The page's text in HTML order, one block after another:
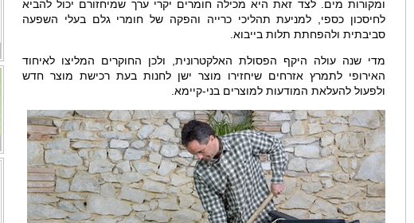
ומקורות מים. לצד זאת היא מכילה חומרים יקרי ערך שמיחזורם יכול להביא
לחיסכון כספי, למניעת תהליכי כרייה והפקה של חומרי גלם בעלי השפעה
סביבתית ולהפחתת תלות בייבוא.
מדי שנה עולה היקף הפסולת האלקטרונית, ולכן החוקרים המליצו לאיחוד
האירופי לתמרץ אזרחים שיחזירו מוצר ישן לחנות בעת רכישת מוצר חדש
ולפעול להעלאת המודעות למוצרים בני-קיימא.